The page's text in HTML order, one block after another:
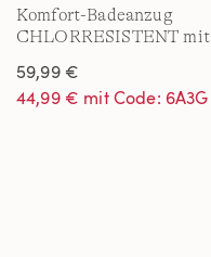
Komfort-Badeanzug
CHLORRESISTENT mit
59,99 €
44,99 € mit Code: 6A3G